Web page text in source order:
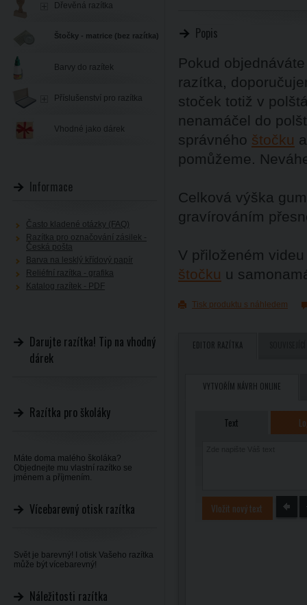
Popis
Pokud
razítka,
stoček totiž v
nenamáčel do
správného štočku
pomůžeme.
Celková výška
gravírováním
V přiloženém
štočku u
Tisk produktu s náhledem
EDITOR RAZÍTKA
VYTVOŘÍM NÁVRH ONLINE
Text
Vložit nový text
Dřevěná razítka
Štočky - matrice (bez razítka)
Barvy do razítek
Příslušenství pro razítka
Vhodné jako dárek
Informace
Často kladené otázky (FAQ)
Razítka pro označování zásilek -
Česká pošta
Barva na lesklý křídový papír
Reliéfní razítka - grafika
Katalog razítek - PDF
Darujte razítka! Tip na vhodný
dárek
Razítka pro školáky
Máte doma malého školáka?
Objednejte mu vlastní razítko se
jménem a příjmením.
Vícebarevný otisk razítka
Svět je barevný! I otisk Vašeho razítka
může být vícebarevný!
Náležitosti razítka